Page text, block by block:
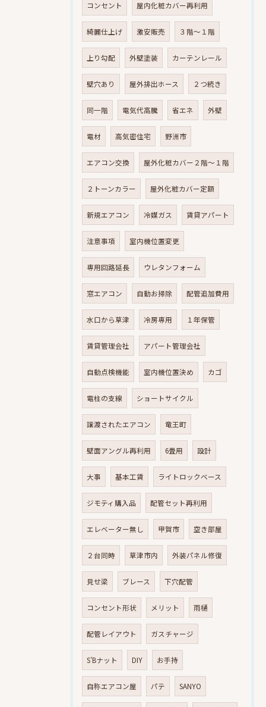
コンセント 屋内化粧カバー再利用
綺麗仕上げ 激安販売 ３階～１階
上り勾配 外壁塗装 カーテンレール
壁穴あり 屋外排出ホース ２つ続き
同一階 電気代高騰 省エネ 外壁
電材 高気密住宅 野洲市
エアコン交換 屋外化粧カバー２階～１階
２トーンカラー 屋外化粧カバー定額
新規エアコン 冷媒ガス 賃貸アパート
注意事項 室内機位置変更
専用回路延長 ウレタンフォーム
窓エアコン 自動お掃除 配管追加費用
水口から草津 冷房専用 １年保管
賃貸管理会社 アパート管理会社
自動点検機能 室内機位置決め カゴ
電柱の支線 ショートサイクル
譲渡されたエアコン 竜王町
壁面アングル再利用 6畳用 設計
大事 基本工賃 ライトロックベース
ジモティ購入品 配管セット再利用
エレベーター無し 甲賀市 空き部屋
２台同時 草津市内 外装パネル修復
見せ梁 ブレース 下穴配管
コンセント形状 メリット 雨樋
配管レイアウト ガスチャージ
S’Bナット DIY お手持
自称エアコン屋 パテ SANYO